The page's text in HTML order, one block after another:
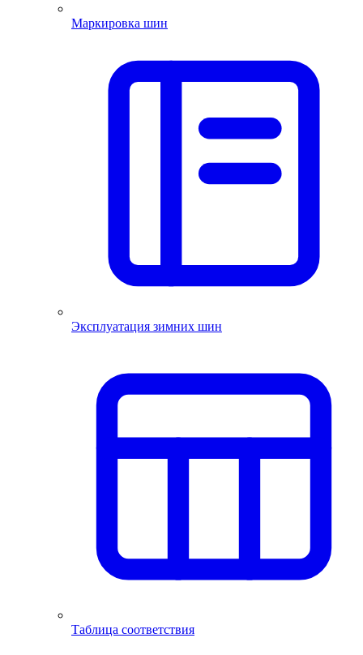
Маркировка шин
Эксплуатация зимних шин
Таблица соответствия